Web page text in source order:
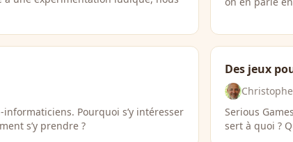
Pourquoi s’y intéresser
s’y prendre ?
Des jeux
Serious
sert à quoi ?